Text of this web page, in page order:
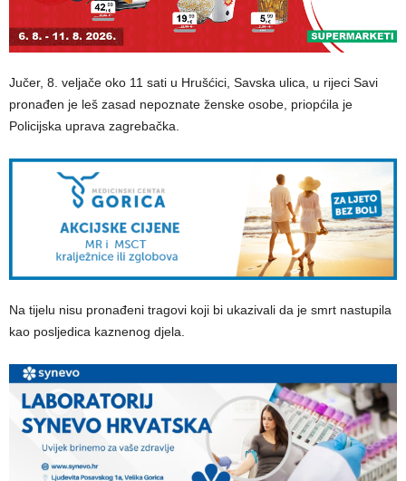
Jučer, 8. veljače oko 11 sati u Hrušćici, Savska ulica, u rijeci Savi
pronađen je leš zasad nepoznate ženske osobe, priopćila je
Policijska uprava zagrebačka.
Na tijelu nisu pronađeni tragovi koji bi ukazivali da je smrt nastupila
kao posljedica kaznenog djela.